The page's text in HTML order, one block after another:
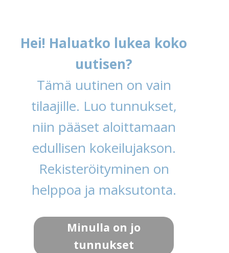
Hei! Haluatko lukea koko
uutisen?
Tämä uutinen on vain
tilaajille. Luo tunnukset,
niin pääset aloittamaan
edullisen kokeilujakson.
Rekisteröityminen on
helppoa ja maksutonta.
Minulla on jo
tunnukset